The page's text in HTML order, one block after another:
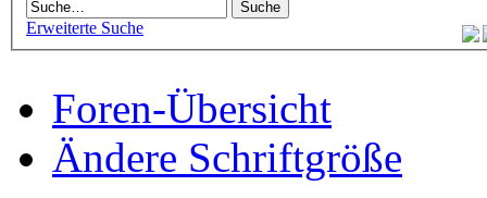
Erweiterte Suche
Foren-Übersicht
Ändere Schriftgröße